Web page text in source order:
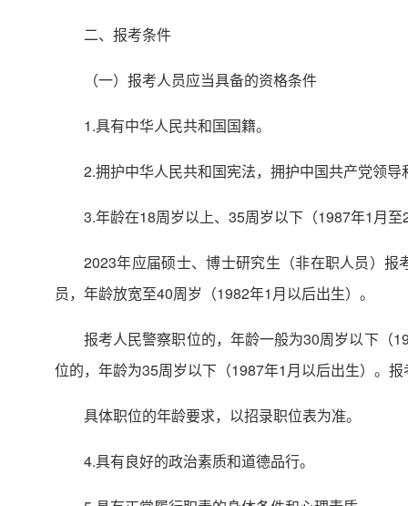
二、报考条件
（一）报考人员应当具备的资格条件
1.具有中华人民共和国国籍。
2.拥护中华人民共和国宪法，拥护中国共产党领导
3.年龄在18周岁以上、35周岁以下（1987年1月
2023年应届硕士、博士研究生（非在职人员）
员，年龄放宽至40周岁（1982年1月以后出生）。
报考人民警察职位的，年龄一般为30周岁以下（
位的，年龄为35周岁以下（1987年1月以后出生）。
具体职位的年龄要求，以招录职位表为准。
4.具有良好的政治素质和道德品行。